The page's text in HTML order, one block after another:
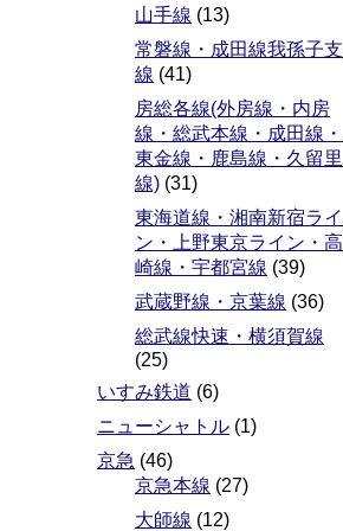
山手線 (13)
常磐線・成田線我孫子支
線 (41)
房総各線(外房線・内房
線・総武本線・成田線・
東金線・鹿島線・久留里
線) (31)
東海道線・湘南新宿ライ
ン・上野東京ライン・高
崎線・宇都宮線 (39)
武蔵野線・京葉線 (36)
総武線快速・横須賀線
(25)
いすみ鉄道 (6)
ニューシャトル (1)
京急 (46)
京急本線 (27)
大師線 (12)